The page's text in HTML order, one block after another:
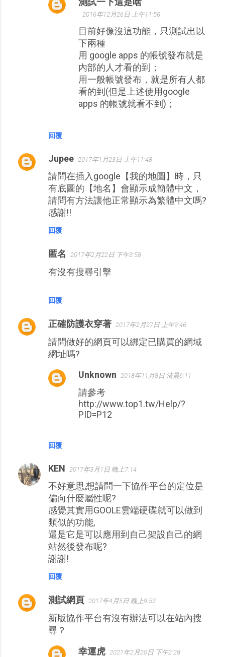
回覆
2016年12月26日 上午11:56
目前好像沒這功能，只測試出以
下兩種
用 google apps 的帳號發布就是
內部的人才看的到；
用一般帳號發布，就是所有人都
看的到(但是上述使用google
apps 的帳號就看不到)；
Jupee 2017年1月23日 上午11:48
請問在插入google【我的地圖】時，只
有底圖的【地名】會顯示成簡體中文，
請問有方法讓他正常顯示為繁體中文嗎?
感謝!!
回覆
匿名 2017年2月22日 下午3:58
有沒有搜尋引擊
回覆
正確防護衣穿著 2017年2月27日 上午9:46
請問做好的網頁可以綁定已購買的網域
網址嗎?
回覆
Unknown 2018年11月8日 清晨6:11
請參考
http://www.top1.tw/Help/?
PID=P12
KEN 2017年3月1日 晚上7:14
不好意思,想請問一下協作平台的定位是
偏向什麼屬性呢?
感覺其實用GOOLE雲端硬碟就可以做到
類似的功能,
還是它是可以應用到自己架設自己的網
站然後發布呢?
謝謝!
回覆
測試網頁 2017年4月5日 晚上9:53
新版協作平台有沒有辦法可以在站內搜
尋？
幸運虎 2021年2月20日 下午2:28